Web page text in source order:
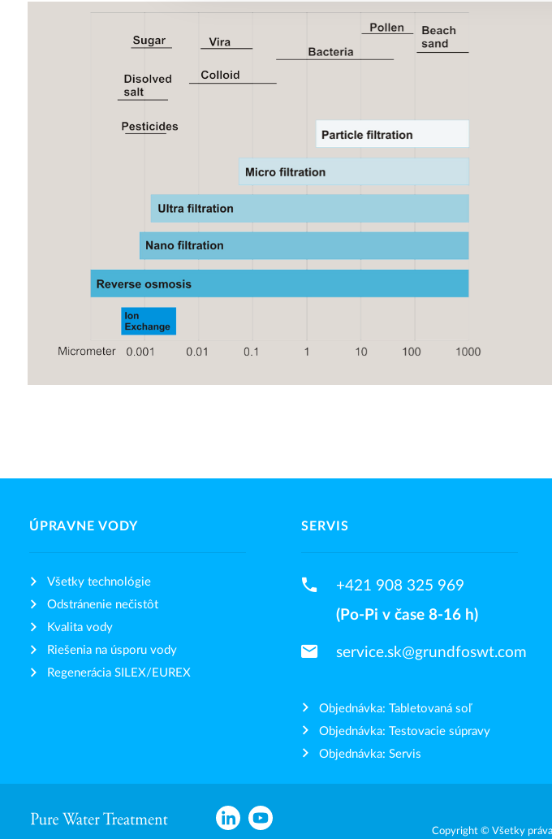
ÚPRAVNE VODY
Všetky technológie
Odstránenie nečistôt
Kvalita vody
Riešenia na úsporu vody
Regenerácia SILEX/EUREX
SERVIS
phone
+421 908 325 969
(Po-Pi v čase 8-16 h)
email service.sk@grundfoswt.com
Objednávka: Tabletovaná soľ
Objednávka: Testovacie súpravy
Objednávka: Servis
Copyright © Všetky